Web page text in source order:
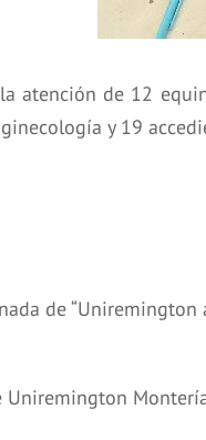
atención de 12
y 19
de “Uniremington